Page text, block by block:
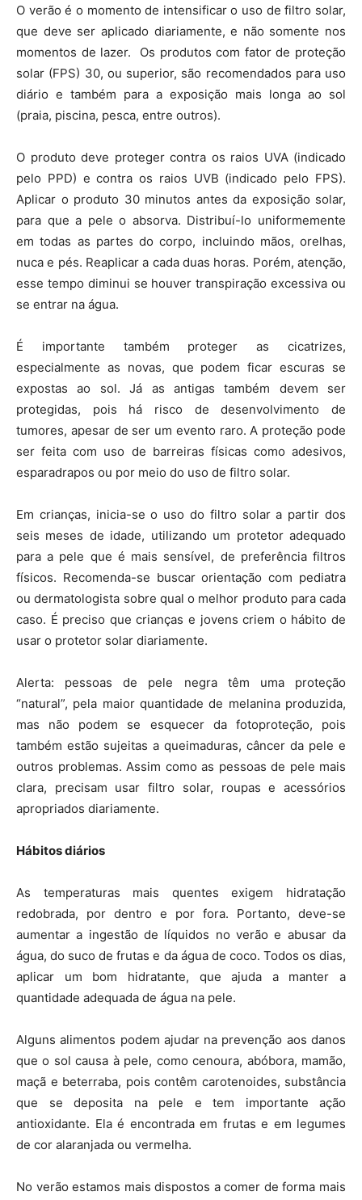
O verão é o momento de intensificar o uso de filtro solar,
que deve ser aplicado diariamente, e não somente nos
momentos de lazer. Os produtos com fator de proteção
solar (FPS) 30, ou superior, são recomendados para uso
diário e também para a exposição mais longa ao sol
(praia, piscina, pesca, entre outros).
O produto deve proteger contra os raios UVA (indicado
pelo PPD) e contra os raios UVB (indicado pelo FPS).
Aplicar o produto 30 minutos antes da exposição solar,
para que a pele o absorva. Distribuí-lo uniformemente
em todas as partes do corpo, incluindo mãos, orelhas,
nuca e pés. Reaplicar a cada duas horas. Porém, atenção,
esse tempo diminui se houver transpiração excessiva ou
se entrar na água.
É importante também proteger as cicatrizes,
especialmente as novas, que podem ficar escuras se
expostas ao sol. Já as antigas também devem ser
protegidas, pois há risco de desenvolvimento de
tumores, apesar de ser um evento raro. A proteção pode
ser feita com uso de barreiras físicas como adesivos,
esparadrapos ou por meio do uso de filtro solar.
Em crianças, inicia-se o uso do filtro solar a partir dos
seis meses de idade, utilizando um protetor adequado
para a pele que é mais sensível, de preferência filtros
físicos. Recomenda-se buscar orientação com pediatra
ou dermatologista sobre qual o melhor produto para cada
caso. É preciso que crianças e jovens criem o hábito de
usar o protetor solar diariamente.
Alerta: pessoas de pele negra têm uma proteção
“natural”, pela maior quantidade de melanina produzida,
mas não podem se esquecer da fotoproteção, pois
também estão sujeitas a queimaduras, câncer da pele e
outros problemas. Assim como as pessoas de pele mais
clara, precisam usar filtro solar, roupas e acessórios
apropriados diariamente.
Hábitos diários
As temperaturas mais quentes exigem hidratação
redobrada, por dentro e por fora. Portanto, deve-se
aumentar a ingestão de líquidos no verão e abusar da
água, do suco de frutas e da água de coco. Todos os dias,
aplicar um bom hidratante, que ajuda a manter a
quantidade adequada de água na pele.
Alguns alimentos podem ajudar na prevenção aos danos
que o sol causa à pele, como cenoura, abóbora, mamão,
maçã e beterraba, pois contêm carotenoides, substância
que se deposita na pele e tem importante ação
antioxidante. Ela é encontrada em frutas e em legumes
de cor alaranjada ou vermelha.
No verão estamos mais dispostos a comer de forma mais